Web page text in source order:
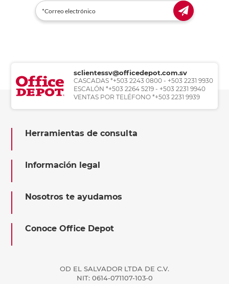
sclientessv@officedepot.com.sv
CASCADAS *+503 2243 0800 - +503 2231 9930
ESCALÓN *+503 2264 5219 - +503 2231 9940
VENTAS POR TELÉFONO *+503 2231 9939
Herramientas de consulta
Información legal
Nosotros te ayudamos
Conoce Office Depot
OD EL SALVADOR LTDA DE C.V.
NIT: 0614-071107-103-0